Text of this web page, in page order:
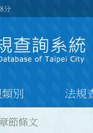
分
別 法規
節條文